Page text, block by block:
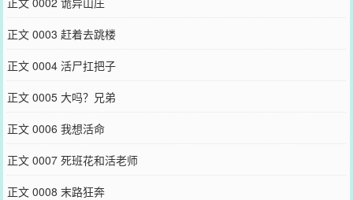
正文 0003 赶着去跳楼
正文 0004 活尸扛把子
正文 0005 大吗？兄弟
正文 0006 我想活命
正文 0007 死班花和活老师
正文 0008 末路狂奔